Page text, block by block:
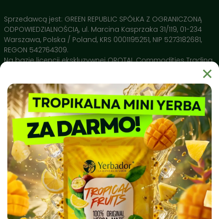
Yerba Mate (Czyste liście) 🍃 – Nasza baza i jedyny
składnik. Suszona wyłącznie gorącym powietrzem, co
gwarantuje brak dymnego posmaku i stabilne
pobudzenie bez obciążania żołądka.
– Dzięki rygorystycznej selekcji pijesz
czysty napar, który nie zatyka bombilli i oddaje 100%
swoich właściwości przy każdym zalaniu.
Naturalne Polifenole 🔬 – Wysokie stężenie
antyoksydantów potwierdzone przez Narodowy Instytut
Leków wspiera ochronę Twojego DNA i pomaga w
regeneracji organizmu.
Sprzedawcą jest: GREEN REPUBLIC SPÓŁKA Z OGRANICZONĄ
ODPOWIEDZIALNOŚCIĄ, ul. Marcina Kasprzaka 31/119, 01-234
Warszawa, Polska / Poland, KRS 0001195251, NIP 5273182681,
REGON 542764309.
Na bazie licencji ekskluzywnej OROTAL Commodities Trading
Dlaczego warto wybrać Yerbador?
Yerbador Mate to produkt natury uprawiany w regionie Rio
Grande do Sul i spełniający najsurowsze normy czystości
sanitarnej. Nasz surowiec badany jest pod kątem czystości
biochemicznej, a produkty takie jak naczynia ceramiczne
Matero by Yerbador Proeko 2.0 szkliwione są w Europie bez
kadmu, ołowiu i molibdenu, dając najwyższą możliwą w
Europie jakość, a także bezpieczeństwo stosowania.